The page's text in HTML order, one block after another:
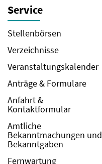
Service
Stellenbörsen
Verzeichnisse
Veranstaltungskalender
Anträge & Formulare
Anfahrt &
Kontaktformular
Amtliche
Bekanntmachungen und
Bekanntgaben
Fernwartung